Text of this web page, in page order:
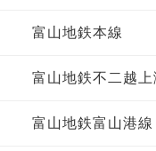
富山地鉄本線
富山地鉄不二越上
富山地鉄富山港線